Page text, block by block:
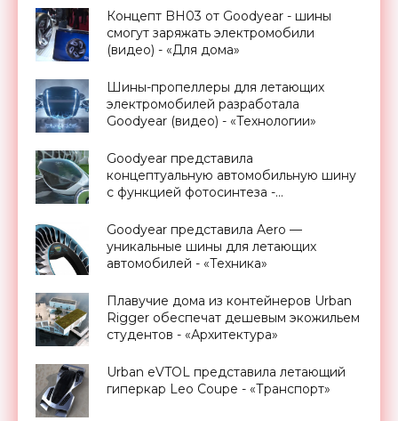
Концепт BH03 от Goodyear - шины
смогут заряжать электромобили
(видео) - «Для дома»
Шины-пропеллеры для летающих
электромобилей разработала
Goodyear (видео) - «Технологии»
Goodyear представила
концептуальную автомобильную шину
с функцией фотосинтеза -
Goodyear представила Aero —
уникальные шины для летающих
автомобилей - «Техника»
Плавучие дома из контейнеров Urban
Rigger обеспечат дешевым экожильем
студентов - «Архитектура»
Urban eVTOL представила летающий
гиперкар Leo Coupe - «Транспорт»